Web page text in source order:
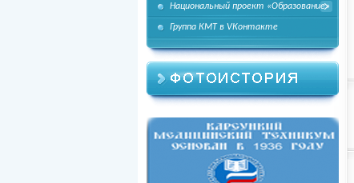
Национальный проект «Образование»
Группа КМТ в VКонтакте